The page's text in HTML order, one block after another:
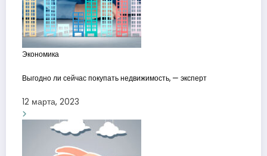
Экономика
Выгодно ли сейчас покупать недвижимость, — эксперт
12 марта, 2023